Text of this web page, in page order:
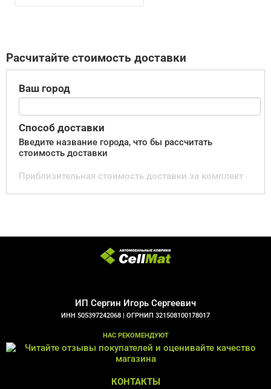
Расчитайте стоимость доставки
Ваш город
Способ доставки
Введите название города, что бы рассчитать
стоимость доставки
Приблизительная стоимость доставки за комплект
ИП Сергин Игорь Сергеевич
ИНН 505397242068 | ОГРНИП 321508100178017
НАС РЕКОМЕНДУЮТ
КОНТАКТЫ